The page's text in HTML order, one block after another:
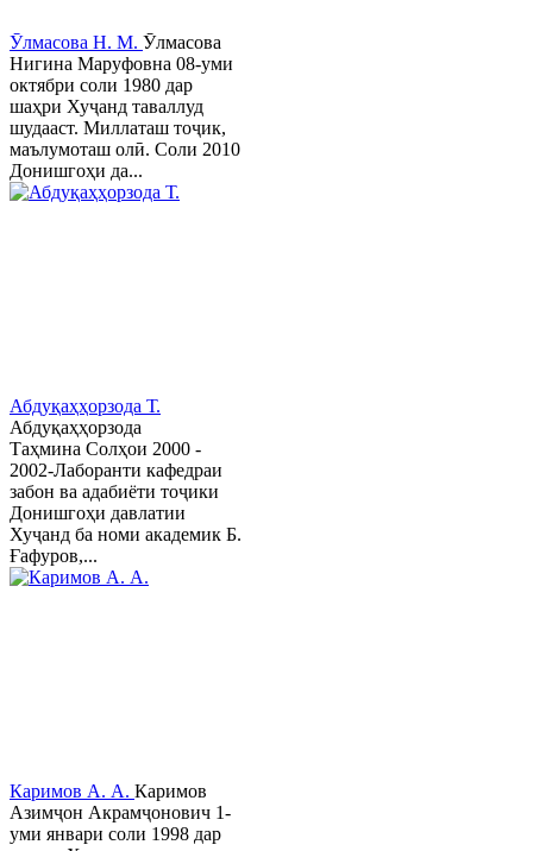
Ӯлмасова Н. М. Ӯлмасова
Нигина Маруфовна 08-уми
октябри соли 1980 дар
шаҳри Хуҷанд таваллуд
шудааст. Миллаташ тоҷик,
маълумоташ олӣ. Соли 2010
Донишгоҳи да...
Абдуқаҳҳорзода Т.
Абдуқаҳҳорзода
Таҳмина Солҳои 2000 -
2002-Лаборанти кафедраи
забон ва адабиёти тоҷики
Донишгоҳи давлатии
Хуҷанд ба номи академик Б.
Ғафуров,...
Каримов А. А. Каримов
Азимҷон Акрамҷонович 1-
уми январи соли 1998 дар